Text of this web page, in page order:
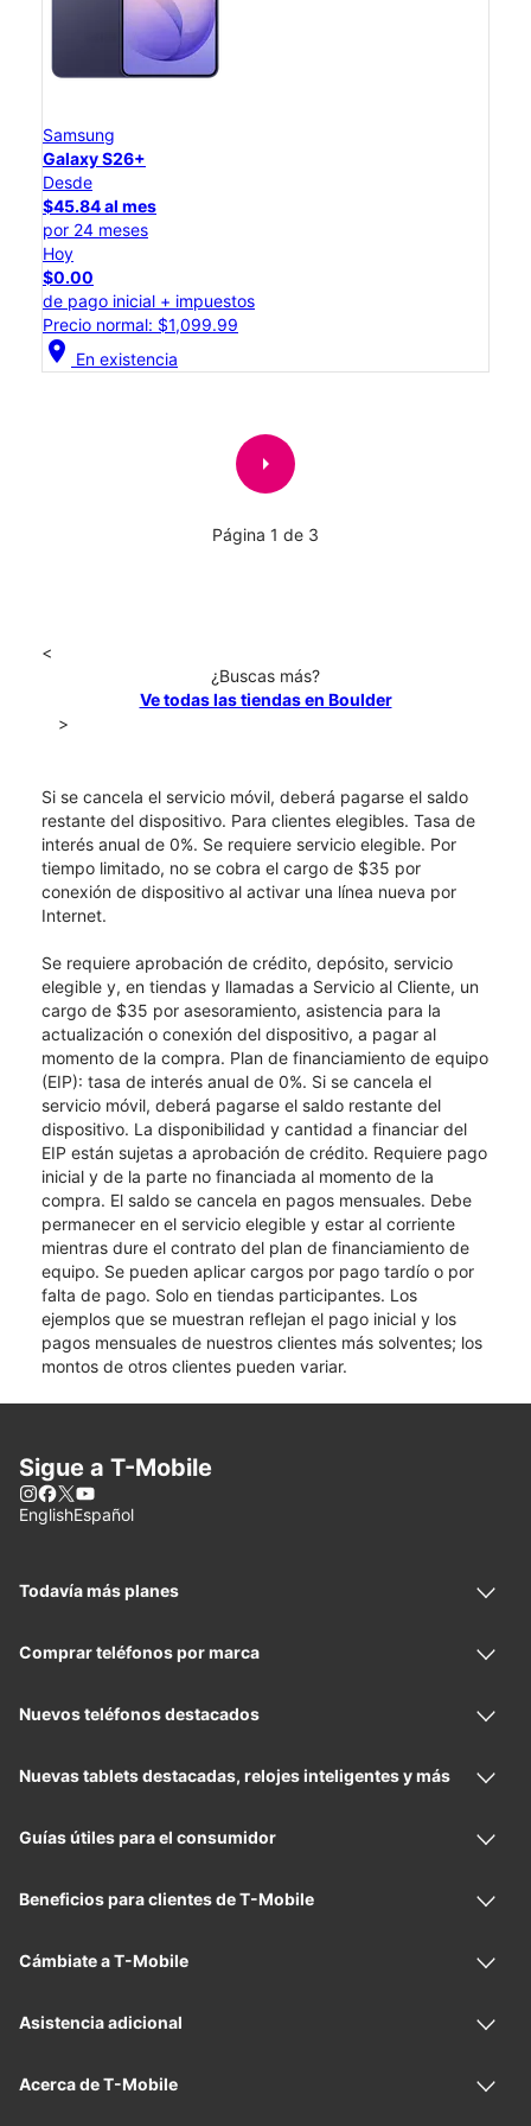
Samsung
Galaxy S26+
Desde
$45.84 al mes
por 24 meses
Hoy
$0.00
de pago inicial + impuestos
Precio normal: $1,099.99
location_on En existencia
arrow_right
Página 1 de 3
<
¿Buscas más?
Ve todas las tiendas en Boulder
>
Si se cancela el servicio móvil, deberá pagarse el saldo
restante del dispositivo. Para clientes elegibles. Tasa de
interés anual de 0%. Se requiere servicio elegible. Por
tiempo limitado, no se cobra el cargo de $35 por
conexión de dispositivo al activar una línea nueva por
Internet.
Se requiere aprobación de crédito, depósito, servicio
elegible y, en tiendas y llamadas a Servicio al Cliente, un
cargo de $35 por asesoramiento, asistencia para la
actualización o conexión del dispositivo, a pagar al
momento de la compra. Plan de financiamiento de equipo
(EIP): tasa de interés anual de 0%. Si se cancela el
servicio móvil, deberá pagarse el saldo restante del
dispositivo. La disponibilidad y cantidad a financiar del
EIP están sujetas a aprobación de crédito. Requiere pago
inicial y de la parte no financiada al momento de la
compra. El saldo se cancela en pagos mensuales. Debe
permanecer en el servicio elegible y estar al corriente
mientras dure el contrato del plan de financiamiento de
equipo. Se pueden aplicar cargos por pago tardío o por
falta de pago. Solo en tiendas participantes. Los
ejemplos que se muestran reflejan el pago inicial y los
pagos mensuales de nuestros clientes más solventes; los
montos de otros clientes pueden variar.